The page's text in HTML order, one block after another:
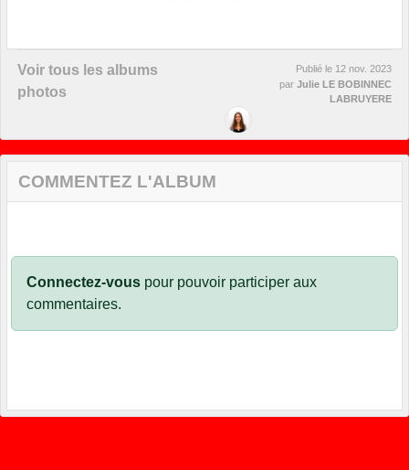
Voir tous les albums
photos
Publié le 12 nov. 2023
par Julie LE BOBINNEC
LABRUYERE
COMMENTEZ L'ALBUM
Connectez-vous pour pouvoir participer aux
commentaires.